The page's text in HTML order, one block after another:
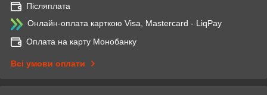
Післяплата
Онлайн-оплата карткою Visa, Mastercard - LiqPay
Оплата на карту Монобанку
Всі умови оплати